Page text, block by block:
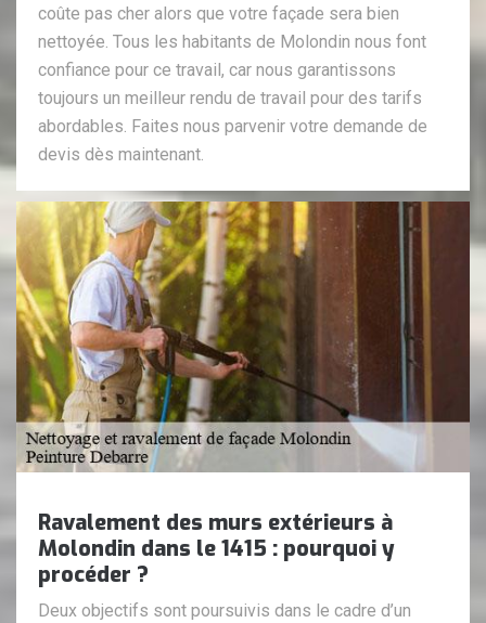
coûte pas cher alors que votre façade sera bien
nettoyée. Tous les habitants de Molondin nous font
confiance pour ce travail, car nous garantissons
toujours un meilleur rendu de travail pour des tarifs
abordables. Faites nous parvenir votre demande de
devis dès maintenant.
Ravalement des murs extérieurs à
Molondin dans le 1415 : pourquoi y
procéder ?
Deux objectifs sont poursuivis dans le cadre d’un